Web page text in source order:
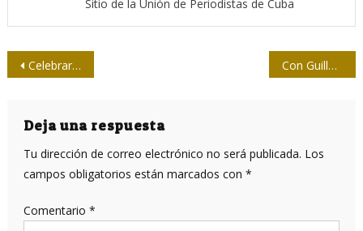
Sitio de la Unión de Periodistas de Cuba
Navegación
entradas
Celebrará la Upec el taller “Cambio salarial, cambio editorial” Con Guillén, la prensa camagüeyana
Deja una respuesta
Tu dirección de correo electrónico no será publicada. Los
campos obligatorios están marcados con *
Comentario *